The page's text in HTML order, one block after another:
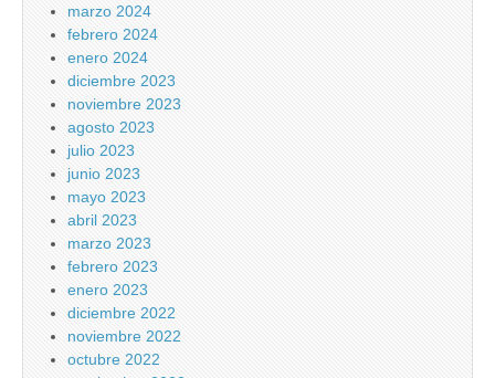
marzo 2024
febrero 2024
enero 2024
diciembre 2023
noviembre 2023
agosto 2023
julio 2023
junio 2023
mayo 2023
abril 2023
marzo 2023
febrero 2023
enero 2023
diciembre 2022
noviembre 2022
octubre 2022